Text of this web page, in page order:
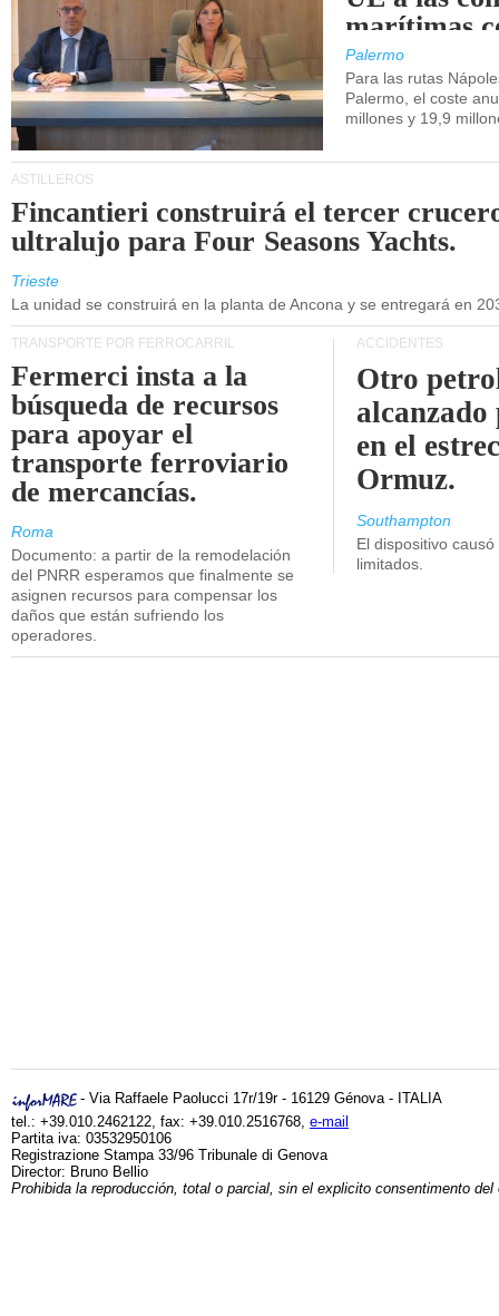
marítimas
de Sicilia.
Palermo
Para las rutas
Palermo, el coste
millones y 19,9
ASTILLEROS
Fincantieri construirá el tercer
ultralujo para Four Seasons Yachts.
Trieste
La unidad se construirá en la planta de Ancona y se entregará en
TRANSPORTE POR FERROCARRIL
Fermerci insta a la
búsqueda de recursos
para apoyar el
transporte ferroviario
de mercancías.
Roma
Documento: a partir de la remodelación
del PNRR esperamos que finalmente se
asignen recursos para compensar los
daños que están sufriendo los
operadores.
ACCIDENTES
Otro
en el
Ormuz.
Southampton
El dispositivo
limitados.
- Via Raffaele Paolucci 17r/19r - 16129 Génova - ITALIA
tel.: +39.010.2462122, fax: +39.010.2516768, e-mail
Partita iva: 03532950106
Registrazione Stampa 33/96 Tribunale di Genova
Director: Bruno Bellio
Prohibida la reproducción, total o parcial, sin el explicito consentimento del